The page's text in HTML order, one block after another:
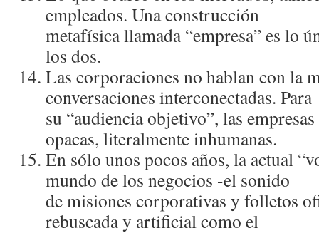
empleados. Una construcción
metafí­sica llamada “empresa” es lo
los dos.
Las corporaciones no hablan con la
conversaciones interconectadas. Para
su “audiencia objetivo”, las
opacas, literalmente inhumanas.
En sólo unos pocos años, la actual
mundo de los negocios -el sonido
de misiones corporativas y folletos
rebuscada y artificial como el